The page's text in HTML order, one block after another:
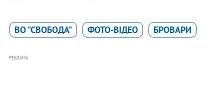
ВО "СВОБОДА" ФОТО-ВІДЕО БРОВАРИ
РЕКЛАМА